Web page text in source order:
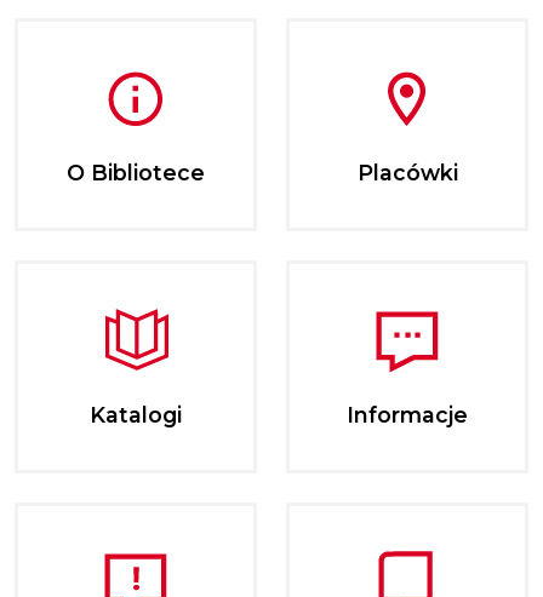
O Bibliotece Placówki
Katalogi Informacje